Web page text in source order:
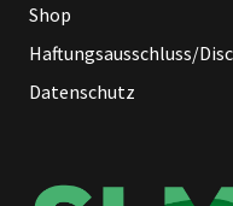
Shop
Haftungsausschluss/
Datenschutz